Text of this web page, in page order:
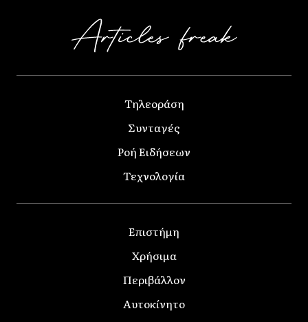
Τηλεοράση
Συνταγές
Ροή Ειδήσεων
Τεχνολογία
Επιστήμη
Χρήσιμα
Περιβάλλον
Αυτοκίνητο